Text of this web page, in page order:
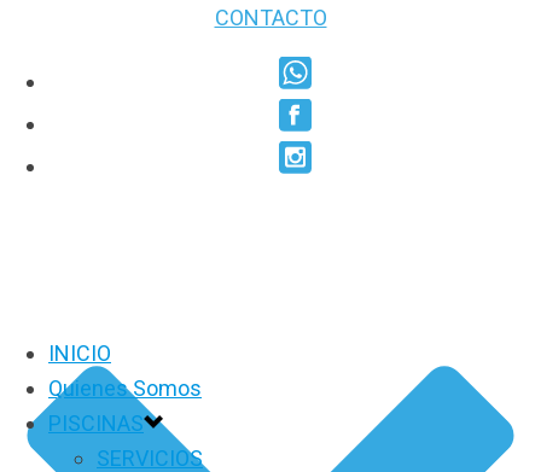
CONTACTO
INICIO
Quienes Somos
PISCINAS
SERVICIOS